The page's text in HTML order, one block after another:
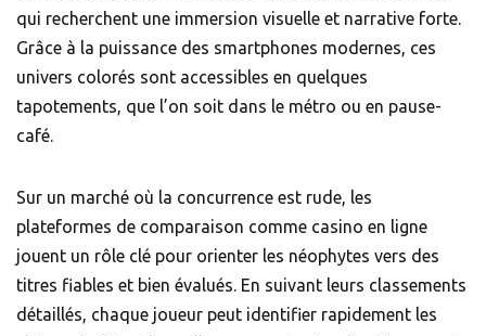
qui recherchent une immersion visuelle et narrative forte.
Grâce à la puissance des smartphones modernes, ces
univers colorés sont accessibles en quelques
tapotements, que l’on soit dans le métro ou en pause-
café.
Sur un marché où la concurrence est rude, les
plateformes de comparaison comme casino en ligne
jouent un rôle clé pour orienter les néophytes vers des
titres fiables et bien évalués. En suivant leurs classements
détaillés, chaque joueur peut identifier rapidement les